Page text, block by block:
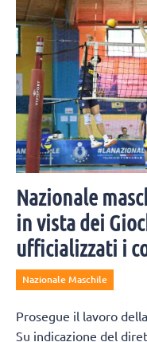
Nazionale
in vista dei
ufficializzati i
Nazionale Maschile
Prosegue il lavoro della
Su indicazione del